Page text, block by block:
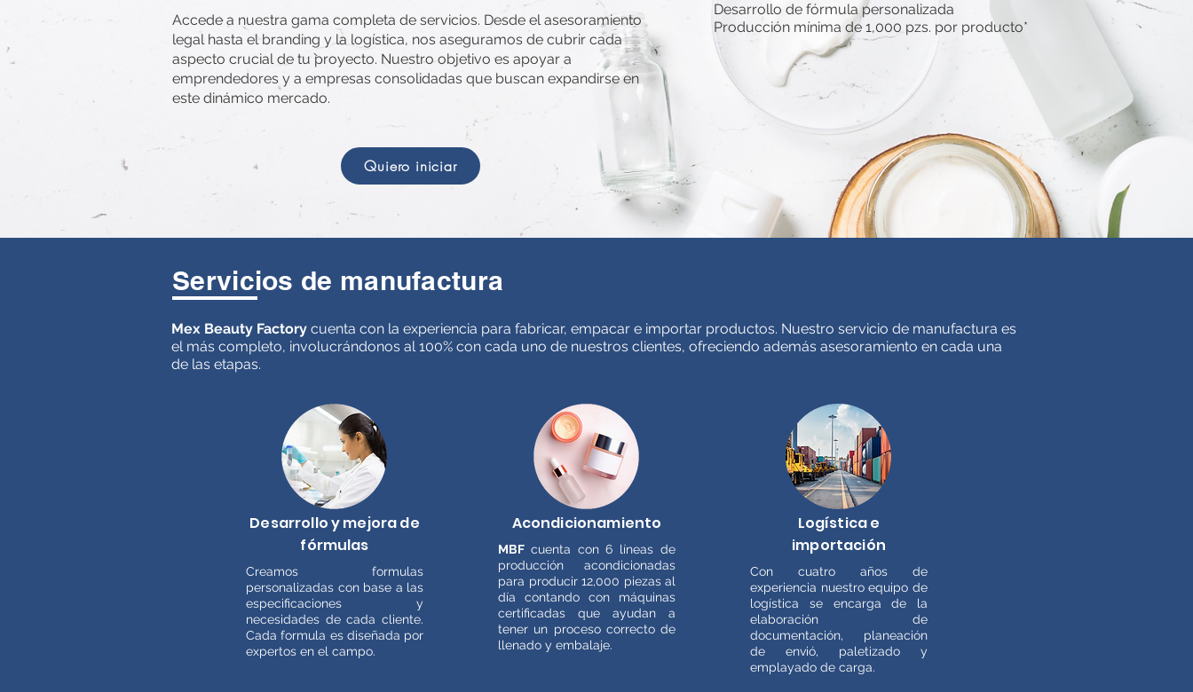
Accede a nuestra gama completa de servicios. Desde el asesoramiento
legal hasta el branding y la logística, nos aseguramos de cubrir cada
aspecto crucial de tu proyecto. Nuestro objetivo es apoyar a
emprendedores y a empresas consolidadas que buscan expandirse en
este dinámico mercado.
Desarrollo de fórmula personalizada
Producción mínima de 1,000 pzs. por producto*
Quiero iniciar
Servicios de manufactura
Mex Beauty Factory cuenta con la experiencia para fabricar, empacar e importar productos. Nuestro servicio de manufactura es
el más completo, involucrándonos al 100% con cada uno de nuestros clientes, ofreciendo además asesoramiento en cada una
de las etapas.
Desarrollo y mejora de
fórmulas
Creamos formulas
personalizadas con base a las
especificaciones y
necesidades de cada cliente.
Cada formula es diseñada por
expertos en el campo.
Acondicionamiento
MBF cuenta con 6 líneas de
producción acondicionadas
para producir 12,000 piezas al
día contando con máquinas
certificadas que ayudan a
tener un proceso correcto de
llenado y embalaje.
Logística e
importación
Con cuatro años de
experiencia nuestro equipo de
logística se encarga de la
elaboración de
documentación, planeación
de envió, paletizado y
emplayado de carga.